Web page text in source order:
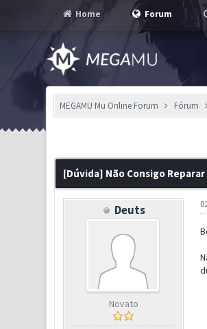
Home Forum
MEGAMU Mu Online Forum Fórum
[Dúvida] Não Consigo Reparar
Deuts
Novato